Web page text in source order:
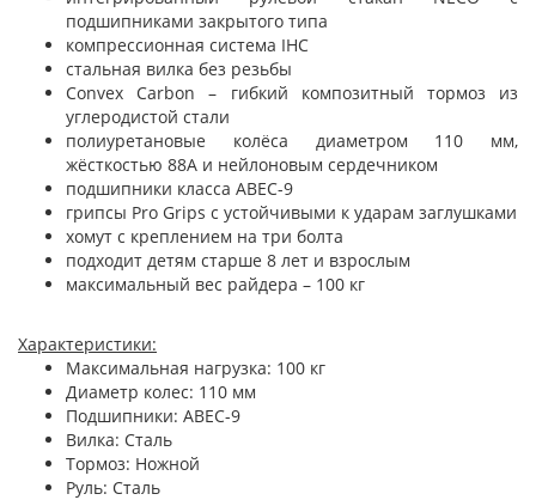
подшипниками закрытого типа
компрессионная система IHC
стальная вилка без резьбы
Convex Carbon – гибкий композитный тормоз из
углеродистой стали
полиуретановые колёса диаметром 110 мм,
жёсткостью 88А и нейлоновым сердечником
подшипники класса ABEC-9
грипсы Pro Grips с устойчивыми к ударам заглушками
хомут с креплением на три болта
подходит детям старше 8 лет и взрослым
максимальный вес райдера – 100 кг
Характеристики:
Максимальная нагрузка: 100 кг
Диаметр колес: 110 мм
Подшипники: ABEC-9
Вилка: Сталь
Тормоз: Ножной
Руль: Сталь